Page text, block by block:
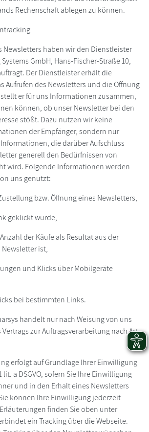
Rechenschaft ablegen zu können.
Newsletters haben wir den Dienstleister
GmbH, Hans-Fischer-Straße 10,
Der Dienstleister erhält die
Aufrufen des Newsletters und die Öffnung
er für uns Informationen zusammen,
können, ob unser Newsletter bei den
stößt. Dazu nutzen wir keine
der Empfänger, sondern nur
die darüber Aufschluss
generell den Bedürfnissen von
wird. Folgende Informationen werden
uns genutzt:
bzw. Öffnung eines Newsletters,
wurde,
der Käufe als Resultat aus der
ist,
und Klicks über Mobilgeräte
bei bestimmten Links.
handelt nur nach Weisung von uns
zur Auftragsverarbeitung nach Art.
erfolgt auf Grundlage Ihrer Einwilligung
lit. a DSGVO, sofern Sie Ihre Einwilligung
und in den Erhalt eines Newsletters
können Ihre Einwilligung jederzeit
finden Sie oben unter
ein Tracking über die Webseite.